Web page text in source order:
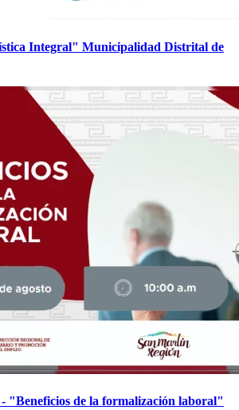
Integral" Municipalidad Distrital de
"Beneficios de la formalización laboral"